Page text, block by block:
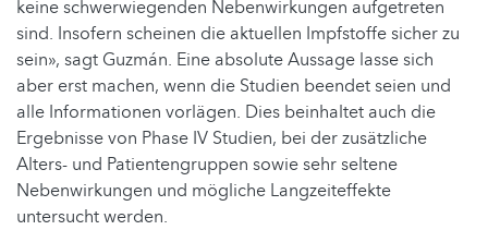
keine schwerwiegenden Nebenwirkungen aufgetreten
sind. Insofern scheinen die aktuellen Impfstoffe sicher zu
sein», sagt Guzmán. Eine absolute Aussage lasse sich
aber erst machen, wenn die Studien beendet seien und
alle Informationen vorlägen. Dies beinhaltet auch die
Ergebnisse von Phase IV Studien, bei der zusätzliche
Alters- und Patientengruppen sowie sehr seltene
Nebenwirkungen und mögliche Langzeiteffekte
untersucht werden.